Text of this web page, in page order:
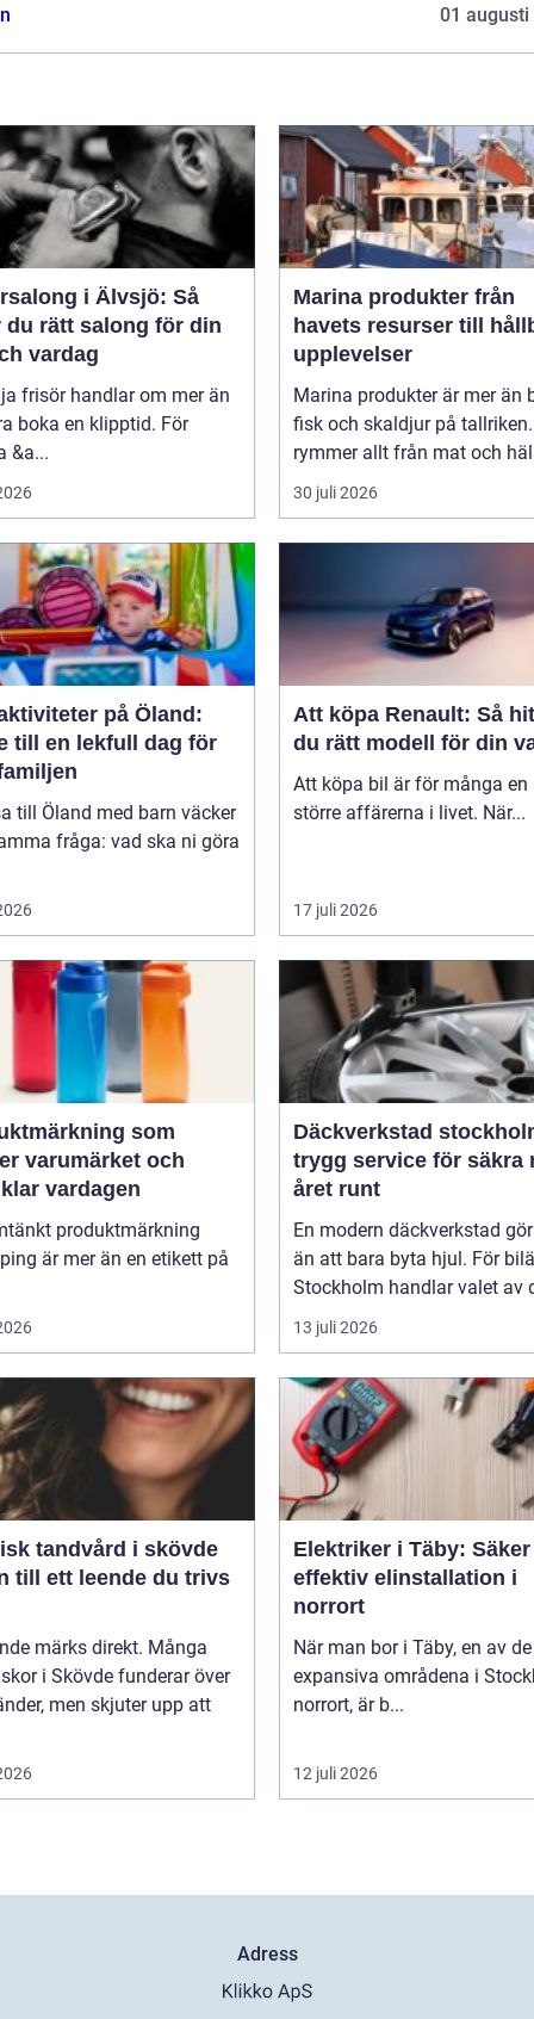
01 augusti
i Älvsjö: Så
du rätt salong för din
vardag
frisör handlar om mer än
boka en klipptid. För
&a...
Marina produkter från
havets resurser till
upplevelser
Marina produkter är mer än
fisk och skaldjur på
rymmer allt från mat och
30 juli 2026
på Öland:
till en lekfull dag för
till Öland med barn väcker
fråga: vad ska ni göra
Att köpa Renault: Så
du rätt modell för din
Att köpa bil är för många en
större affärerna i livet. När...
17 juli 2026
som
varumärket och
vardagen
produktmärkning
är mer än en etikett på
Däckverkstad
trygg service för säkra
året runt
En modern däckverkstad
än att bara byta hjul. För
Stockholm handlar valet av
13 juli 2026
tandvård i skövde
till ett leende du trivs
märks direkt. Många
i Skövde funderar över
men skjuter upp att
Elektriker i Täby:
effektiv elinstallation i
norrort
När man bor i Täby, en av
expansiva områdena i
norrort, är b...
12 juli 2026
Adress